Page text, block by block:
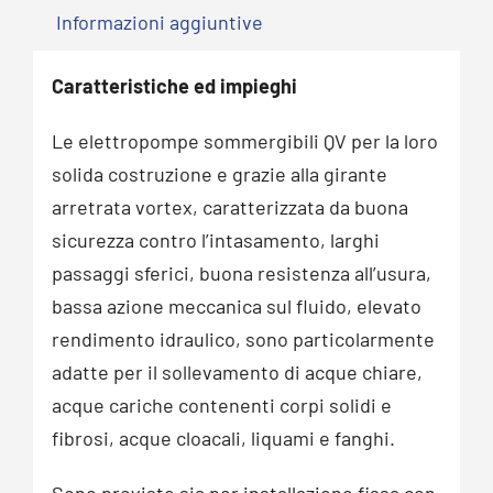
Informazioni aggiuntive
Caratteristiche ed impieghi
Le elettropompe sommergibili QV per la loro
solida costruzione e grazie alla girante
arretrata vortex, caratterizzata da buona
sicurezza contro l’intasamento, larghi
passaggi sferici, buona resistenza all’usura,
bassa azione meccanica sul fluido, elevato
rendimento idraulico, sono particolarmente
adatte per il sollevamento di acque chiare,
acque cariche contenenti corpi solidi e
fibrosi, acque cloacali, liquami e fanghi.